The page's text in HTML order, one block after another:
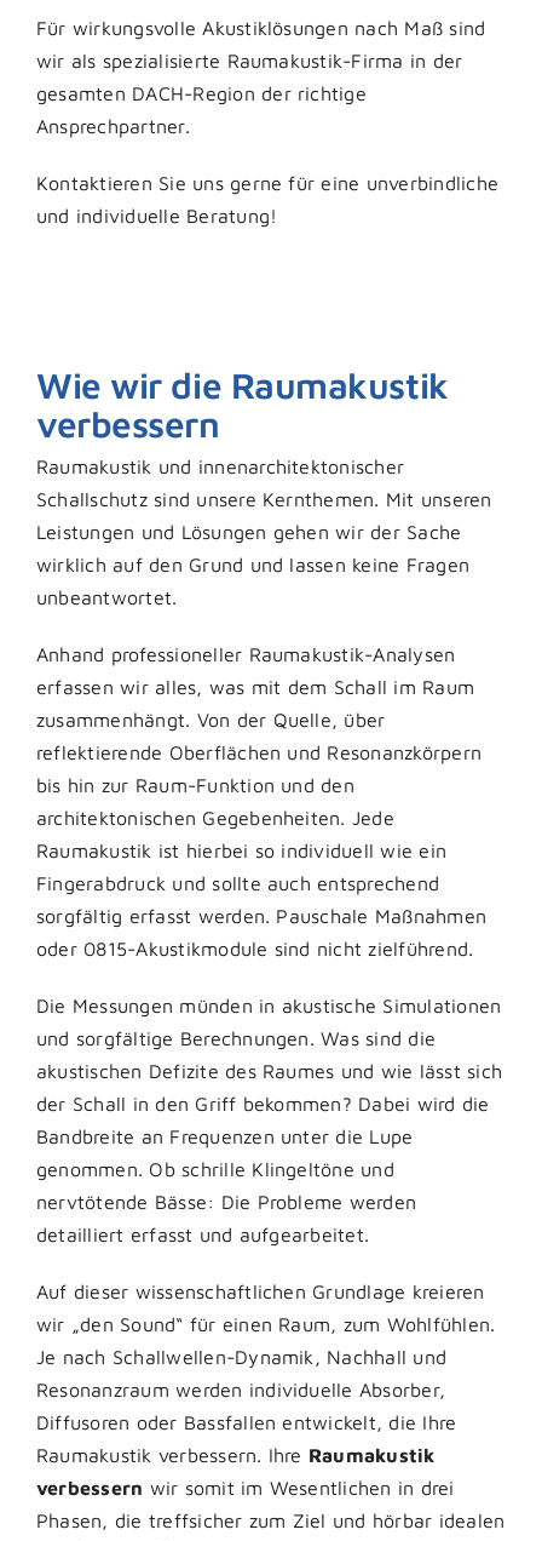
Für wirkungsvolle Akustiklösungen nach Maß sind
wir als spezialisierte Raumakustik-Firma in der
gesamten DACH-Region der richtige
Ansprechpartner.
Kontaktieren Sie uns gerne für eine unverbindliche
und individuelle Beratung!
Wie wir die Raumakustik
verbessern
Raumakustik und innenarchitektonischer
Schallschutz sind unsere Kernthemen. Mit unseren
Leistungen und Lösungen gehen wir der Sache
wirklich auf den Grund und lassen keine Fragen
unbeantwortet.
Anhand professioneller Raumakustik-Analysen
erfassen wir alles, was mit dem Schall im Raum
zusammenhängt. Von der Quelle, über
reflektierende Oberflächen und Resonanzkörpern
bis hin zur Raum-Funktion und den
architektonischen Gegebenheiten. Jede
Raumakustik ist hierbei so individuell wie ein
Fingerabdruck und sollte auch entsprechend
sorgfältig erfasst werden. Pauschale Maßnahmen
oder 0815-Akustikmodule sind nicht zielführend.
Die Messungen münden in akustische Simulationen
und sorgfältige Berechnungen. Was sind die
akustischen Defizite des Raumes und wie lässt sich
der Schall in den Griff bekommen? Dabei wird die
Bandbreite an Frequenzen unter die Lupe
genommen. Ob schrille Klingeltöne und
nervtötende Bässe: Die Probleme werden
detailliert erfasst und aufgearbeitet.
Auf dieser wissenschaftlichen Grundlage kreieren
wir „den Sound“ für einen Raum, zum Wohlfühlen.
Je nach Schallwellen-Dynamik, Nachhall und
Resonanzraum werden individuelle Absorber,
Diffusoren oder Bassfallen entwickelt, die Ihre
Raumakustik verbessern. Ihre Raumakustik
verbessern wir somit im Wesentlichen in drei
Phasen, die treffsicher zum Ziel und hörbar idealen